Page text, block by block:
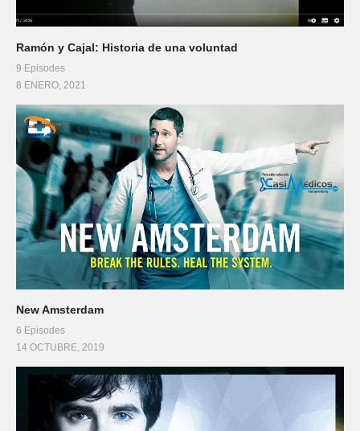
Ramón y Cajal: Historia de una voluntad
9 Episodes
8 ENERO, 2021
New Amsterdam
6 Episodes
14 OCTUBRE, 2019